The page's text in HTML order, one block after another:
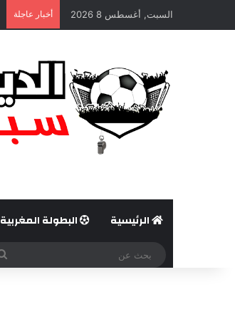
السبت, أغسطس 8 2026 أخبار عاجلة
الرئيسية البطولة المغربية